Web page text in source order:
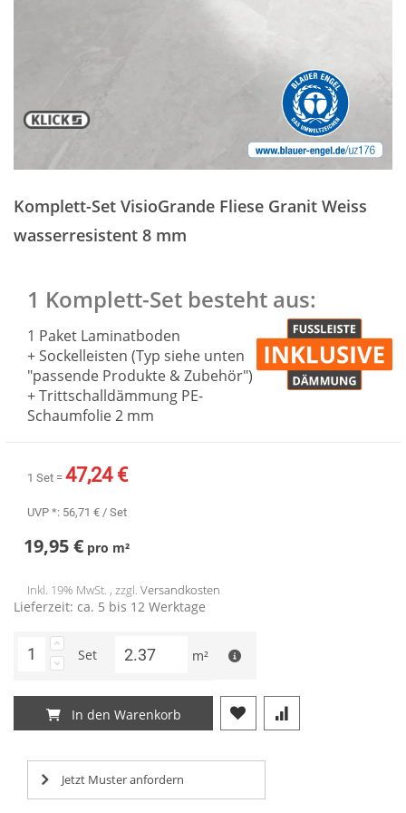
der
Bildergalerie
springen
Komplett-Set VisioGrande Fliese Granit Weiss
wasserresistent 8 mm
1 Komplett-Set besteht aus:
1 Paket Laminatboden
+ Sockelleisten (Typ siehe unten
"passende Produkte & Zubehör")
+ Trittschalldämmung PE-
Schaumfolie 2 mm
1 Set = 47,24 €
UVP *: 56,71 € / Set
19,95 € pro m²
Inkl. 19% MwSt. , zzgl. Versandkosten
Lieferzeit: ca. 5 bis 12 Werktage
Set m²
In den Warenkorb
Jetzt Muster anfordern